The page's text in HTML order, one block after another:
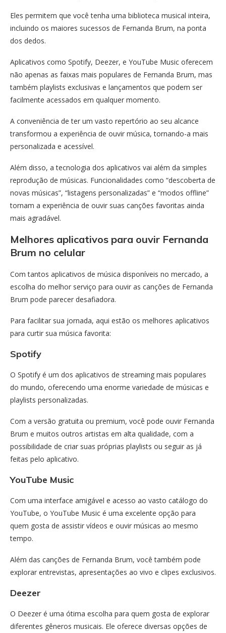
Eles permitem que você tenha uma biblioteca musical inteira,
incluindo os maiores sucessos de Fernanda Brum, na ponta
dos dedos.
Aplicativos como Spotify, Deezer, e YouTube Music oferecem
não apenas as faixas mais populares de Fernanda Brum, mas
também playlists exclusivas e lançamentos que podem ser
facilmente acessados em qualquer momento.
A conveniência de ter um vasto repertório ao seu alcance
transformou a experiência de ouvir música, tornando-a mais
personalizada e acessível.
Além disso, a tecnologia dos aplicativos vai além da simples
reprodução de músicas. Funcionalidades como “descoberta de
novas músicas”, “listagens personalizadas” e “modos offline”
tornam a experiência de ouvir suas canções favoritas ainda
mais agradável.
Melhores aplicativos para ouvir Fernanda
Brum no celular
Com tantos aplicativos de música disponíveis no mercado, a
escolha do melhor serviço para ouvir as canções de Fernanda
Brum pode parecer desafiadora.
Para facilitar sua jornada, aqui estão os melhores aplicativos
para curtir sua música favorita:
Spotify
O Spotify é um dos aplicativos de streaming mais populares
do mundo, oferecendo uma enorme variedade de músicas e
playlists personalizadas.
Com a versão gratuita ou premium, você pode ouvir Fernanda
Brum e muitos outros artistas em alta qualidade, com a
possibilidade de criar suas próprias playlists ou seguir as já
feitas pelo aplicativo.
YouTube Music
Com uma interface amigável e acesso ao vasto catálogo do
YouTube, o YouTube Music é uma excelente opção para
quem gosta de assistir vídeos e ouvir músicas ao mesmo
tempo.
Além das canções de Fernanda Brum, você também pode
explorar entrevistas, apresentações ao vivo e clipes exclusivos.
Deezer
O Deezer é uma ótima escolha para quem gosta de explorar
diferentes gêneros musicais. Ele oferece diversas opções de